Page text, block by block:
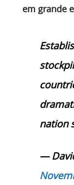
em grande
nation
—